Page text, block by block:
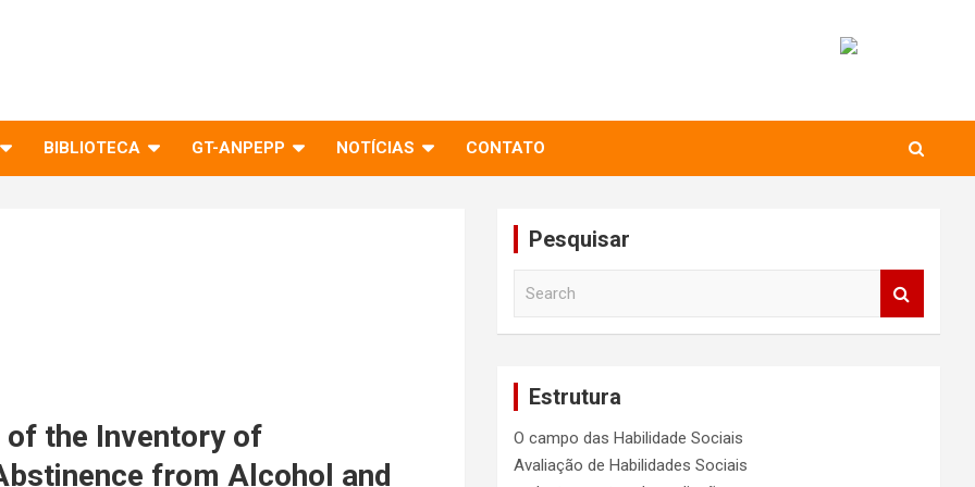
BIBLIOTECA GT-ANPEPP NOTÍCIAS CONTATO
the Inventory of
from Alcohol and
Pesquisar
Estrutura
O campo das Habilidade Sociais
Avaliação de Habilidades Sociais